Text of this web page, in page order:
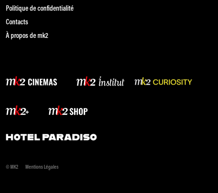
Politique de confidentialité
Contacts
À propos de mk2
© MK2 Mentions Légales